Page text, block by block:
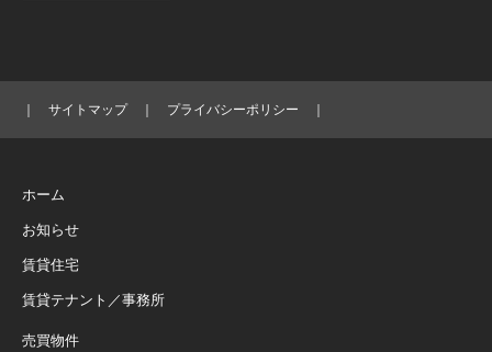
サイトマップ｜ プライバシーポリシー
ホーム
お知らせ
賃貸住宅
賃貸テナント／事務所
売買物件